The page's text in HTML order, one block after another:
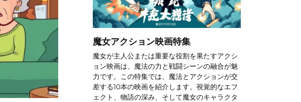
魔女アクション映画特集
魔女が主人公または重要な役割を果たすアクシ
ョン映画は、魔法の力と戦闘シーンの融合が魅
力です。この特集では、魔法とアクションが交
差する10本の映画を紹介します。視覚的なエフ
ェクト、物語の深み、そして魔女のキャラクタ